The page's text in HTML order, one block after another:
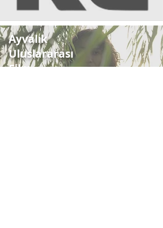
Ayvalık
Uluslararası
Film